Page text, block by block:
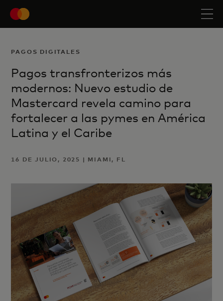
PAGOS DIGITALES
Pagos transfronterizos más
modernos: Nuevo estudio de
Mastercard revela camino para
fortalecer a las pymes en América
Latina y el Caribe
16 DE JULIO, 2025 | MIAMI, FL